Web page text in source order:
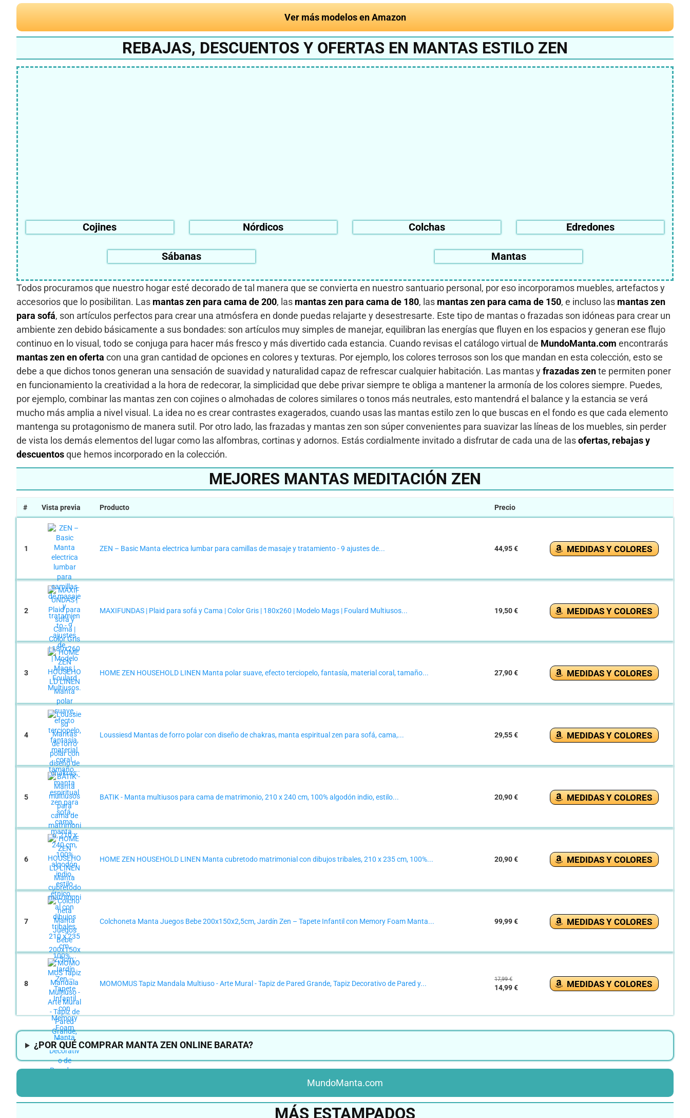
Ver más modelos en Amazon
REBAJAS, DESCUENTOS Y OFERTAS EN MANTAS ESTILO ZEN
Cojines Nórdicos Colchas Edredones
Sábanas Mantas
Todos procuramos que nuestro hogar esté decorado de tal manera que se convierta en nuestro santuario personal, por eso incorporamos muebles, artefactos y
accesorios que lo posibilitan. Las mantas zen para cama de 200, las mantas zen para cama de 180, las mantas zen para cama de 150, e incluso las mantas zen
para sofá, son artículos perfectos para crear una atmósfera en donde puedas relajarte y desestresarte. Este tipo de mantas o frazadas son idóneas para crear un
ambiente zen debido básicamente a sus bondades: son artículos muy simples de manejar, equilibran las energías que fluyen en los espacios y generan ese flujo
continuo en lo visual, todo se conjuga para hacer más fresco y más divertido cada estancia. Cuando revisas el catálogo virtual de MundoManta.com encontrarás
mantas zen en oferta con una gran cantidad de opciones en colores y texturas. Por ejemplo, los colores terrosos son los que mandan en esta colección, esto se
debe a que dichos tonos generan una sensación de suavidad y naturalidad capaz de refrescar cualquier habitación. Las mantas yfrazadas zente permiten poner
en funcionamiento la creatividad a la hora de redecorar, la simplicidad que debe privar siempre te obliga a mantener la armonía de los colores siempre. Puedes,
por ejemplo, combinar las mantas zen con cojines o almohadas de colores similares o tonos más neutrales, esto mantendrá el balance y la estancia se verá
mucho más amplia a nivel visual. La idea no es crear contrastes exagerados, cuando usas las mantas estilo zen lo que buscas en el fondo es que cada elemento
mantenga su protagonismo de manera sutil. Por otro lado, las frazadas y mantas zen son súper convenientes para suavizar las líneas de los muebles, sin perder
de vista los demás elementos del lugar como las alfombras, cortinas y adornos. Estás cordialmente invitado a disfrutar de cada una de lasofertas, rebajas y
descuentosque hemos incorporado en la colección.
MEJORES MANTAS MEDITACIÓN ZEN
# Vista previa Producto Precio
1 ZEN – Basic Manta electrica lumbar para camillas de masaje y tratamiento - 9 ajustes de... 44,95 € MEDIDAS Y COLORES
2 MAXIFUNDAS | Plaid para sofá y Cama | Color Gris | 180x260 | Modelo Mags | Foulard Multiusos... 19,50 € MEDIDAS Y COLORES
3 HOME ZEN HOUSEHOLD LINEN Manta polar suave, efecto terciopelo, fantasía, material coral, tamaño... 27,90 € MEDIDAS Y COLORES
4 Loussiesd Mantas de forro polar con diseño de chakras, manta espiritual zen para sofá, cama,... 29,55 € MEDIDAS Y COLORES
5 BATIK - Manta multiusos para cama de matrimonio, 210 x 240 cm, 100% algodón indio, estilo... 20,90 € MEDIDAS Y COLORES
6 HOME ZEN HOUSEHOLD LINEN Manta cubretodo matrimonial con dibujos tribales, 210 x 235 cm, 100%... 20,90 € MEDIDAS Y COLORES
7 Colchoneta Manta Juegos Bebe 200x150x2,5cm, Jardín Zen – Tapete Infantil con Memory Foam Manta... 99,99 € MEDIDAS Y COLORES
8 MOMOMUS Tapiz Mandala Multiuso - Arte Mural - Tapiz de Pared Grande, Tapiz Decorativo de Pared y...
17,99 €
14,99 € MEDIDAS Y COLORES
¿POR QUÉ COMPRAR MANTA ZEN ONLINE BARATA?
MundoManta.com
MÁS ESTAMPADOS